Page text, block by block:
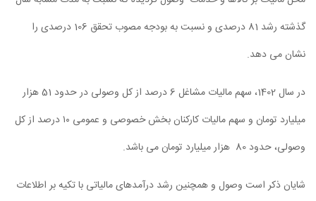
گذشته رشد 81 درصدی و نسبت به بودجه مصوب تحقق 106 درصدی را
نشان می دهد.
در سال 1402،‏ سهم مالیات مشاغل 6 درصد از کل وصولی در حدود 51 هزار
میلیارد تومان و سهم مالیات کارکنان بخش خصوصی و عمومی ۱۰ درصد از کل
وصولی، حدود 80 هزار میلیارد تومان می ‏باشد.
شایان ذکر است وصول و همچنین رشد درآمدهای مالیاتی با تکیه بر اطلاعات